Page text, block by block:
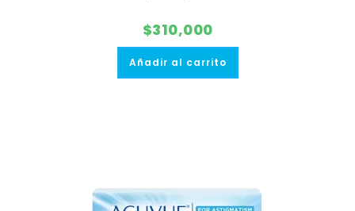
$310,000
Añadir al carrito